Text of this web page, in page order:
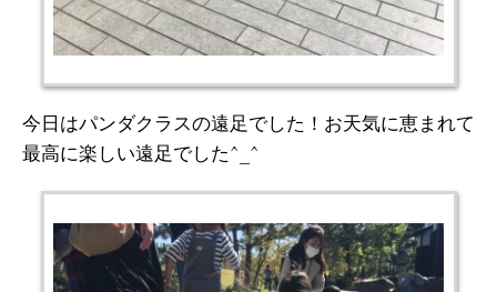
今日はパンダクラスの遠足でした！お天気に恵まれて
最高に楽しい遠足でした^_^